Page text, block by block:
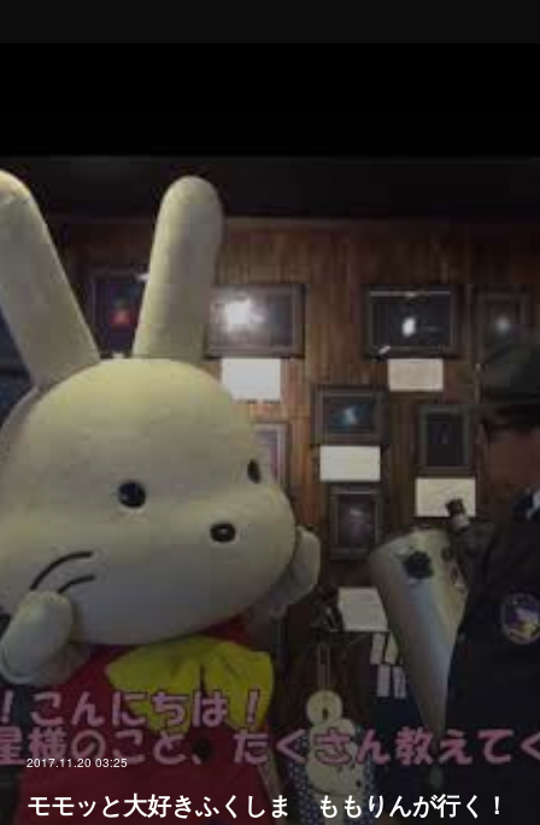
2017.11.20 03:25
モモッと大好きふくしま ももりんが行く！